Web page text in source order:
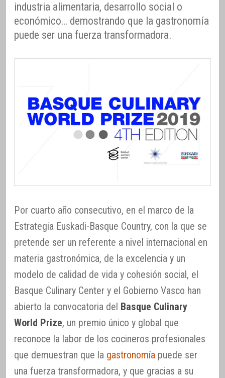
industria alimentaria, desarrollo social o
económico… demostrando que la gastronomía
puede ser una fuerza transformadora.
Por cuarto año consecutivo, en el marco de la
Estrategia Euskadi-Basque Country, con la que se
pretende ser un referente a nivel internacional en
materia gastronómica, de la excelencia y un
modelo de calidad de vida y cohesión social, el
Basque Culinary Center y el Gobierno Vasco han
abierto la convocatoria del Basque Culinary
World Prize, un premio único y global que
reconoce la labor de los cocineros profesionales
que demuestran que la gastronomía puede ser
una fuerza transformadora, y que gracias a su